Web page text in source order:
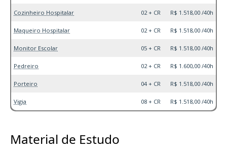
Cozinheiro Hospitalar 02 + CR R$ 1.518,00 /40h
Maqueiro Hospitalar 02 + CR R$ 1.518,00 /40h
Monitor Escolar 05 + CR R$ 1.518,00 /40h
Pedreiro 02 + CR R$ 1.600,00 /40h
Porteiro 04 + CR R$ 1.518,00 /40h
Vigia 08 + CR R$ 1.518,00 /40h
Material de Estudo